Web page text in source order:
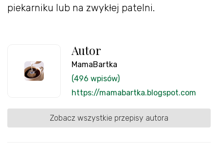
piekarniku lub na zwykłej patelni.
Autor
MamaBartka
(496 wpisów)
https://mamabartka.blogspot.com
Zobacz wszystkie przepisy autora